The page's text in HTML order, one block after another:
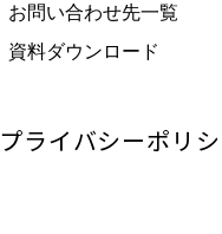
お問い合わせ先一覧
資料ダウンロード
プライバシーポリ